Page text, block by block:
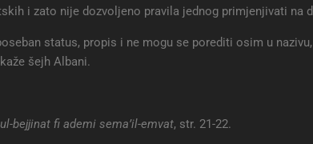
i zato nije dozvoljeno pravila jednog primjenjivati na
status, propis i ne mogu se porediti osim u
šejh Albani.
bejjinat fi ademi sema’il-emvat, str. 21-22.